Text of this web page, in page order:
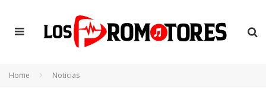
Home Noticias